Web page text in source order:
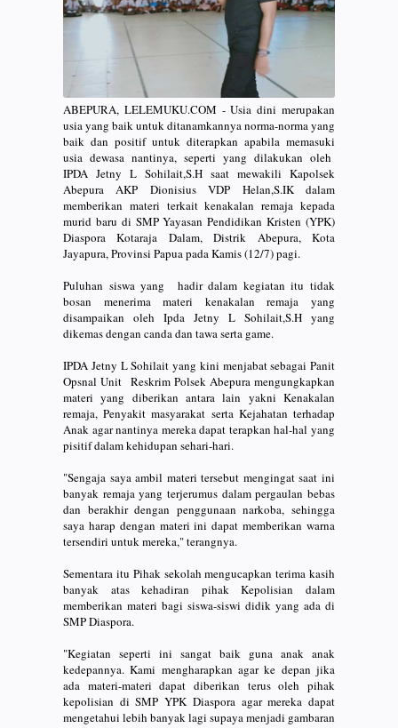
ABEPURA, LELEMUKU.COM - Usia dini merupakan
usia yang baik untuk ditanamkannya norma-norma yang
baik dan positif untuk diterapkan apabila memasuki
usia dewasa nantinya, seperti yang dilakukan oleh
IPDA Jetny L Sohilait,S.H saat mewakili Kapolsek
Abepura AKP Dionisius VDP Helan,S.IK dalam
memberikan materi terkait kenakalan remaja kepada
murid baru di SMP Yayasan Pendidikan Kristen (YPK)
Diaspora Kotaraja Dalam, Distrik Abepura, Kota
Jayapura, Provinsi Papua pada Kamis (12/7) pagi.
Puluhan siswa yang hadir dalam kegiatan itu tidak
bosan menerima materi kenakalan remaja yang
disampaikan oleh Ipda Jetny L Sohilait,S.H yang
dikemas dengan canda dan tawa serta game.
IPDA Jetny L Sohilait yang kini menjabat sebagai Panit
Opsnal Unit Reskrim Polsek Abepura mengungkapkan
materi yang diberikan antara lain yakni Kenakalan
remaja, Penyakit masyarakat serta Kejahatan terhadap
Anak agar nantinya mereka dapat terapkan hal-hal yang
pisitif dalam kehidupan sehari-hari.
"Sengaja saya ambil materi tersebut mengingat saat ini
banyak remaja yang terjerumus dalam pergaulan bebas
dan berakhir dengan penggunaan narkoba, sehingga
saya harap dengan materi ini dapat memberikan warna
tersendiri untuk mereka," terangnya.
Sementara itu Pihak sekolah mengucapkan terima kasih
banyak atas kehadiran pihak Kepolisian dalam
memberikan materi bagi siswa-siswi didik yang ada di
SMP Diaspora.
"Kegiatan seperti ini sangat baik guna anak anak
kedepannya. Kami mengharapkan agar ke depan jika
ada materi-materi dapat diberikan terus oleh pihak
kepolisian di SMP YPK Diaspora agar mereka dapat
mengetahui lebih banyak lagi supaya menjadi gambaran